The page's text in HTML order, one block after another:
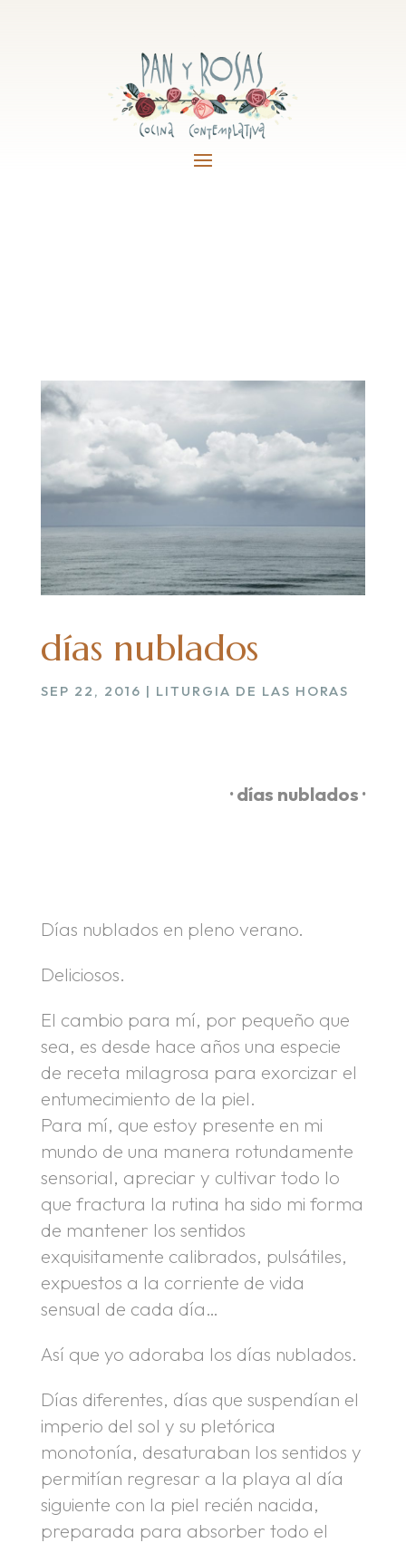
días nublados
SEP 22, 2016 | LITURGIA DE LAS HORAS
· días nublados ·
Días nublados en pleno verano.
Deliciosos.
El cambio para mí, por pequeño que
sea, es desde hace años una especie
de receta milagrosa para exorcizar el
entumecimiento de la piel.
Para mí, que estoy presente en mi
mundo de una manera rotundamente
sensorial, apreciar y cultivar todo lo
que fractura la rutina ha sido mi forma
de mantener los sentidos
exquisitamente calibrados, pulsátiles,
expuestos a la corriente de vida
sensual de cada día…
Así que yo adoraba los días nublados.
Días diferentes, días que suspendían el
imperio del sol y su pletórica
monotonía, desaturaban los sentidos y
permitían regresar a la playa al día
siguiente con la piel recién nacida,
preparada para absorber todo el